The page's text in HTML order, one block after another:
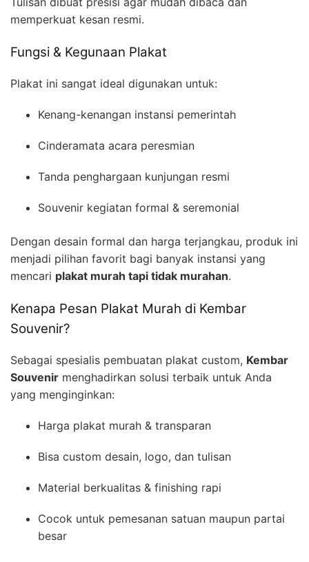
memperkuat kesan resmi.
Fungsi & Kegunaan Plakat
Plakat ini sangat ideal digunakan untuk:
Kenang-kenangan instansi pemerintah
Cinderamata acara peresmian
Tanda penghargaan kunjungan resmi
Souvenir kegiatan formal & seremonial
Dengan desain formal dan harga terjangkau, produk ini
menjadi pilihan favorit bagi banyak instansi yang
mencari plakat murah tapi tidak murahan.
Kenapa Pesan Plakat Murah di Kembar
Souvenir?
Sebagai spesialis pembuatan plakat custom, Kembar
Souvenir menghadirkan solusi terbaik untuk Anda
yang menginginkan:
Harga plakat murah & transparan
Bisa custom desain, logo, dan tulisan
Material berkualitas & finishing rapi
Cocok untuk pemesanan satuan maupun partai
besar